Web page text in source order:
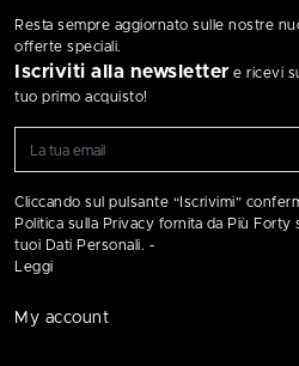
Resta sempre aggiornato sulle nostre
offerte speciali.
Iscriviti alla newsletter e ricevi
tuo primo acquisto!
Cliccando sul pulsante “Iscrivimi”
Politica sulla Privacy fornita da Più Forty
tuoi Dati Personali. -
Leggi
My account